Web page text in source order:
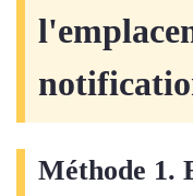
Méthode 1.